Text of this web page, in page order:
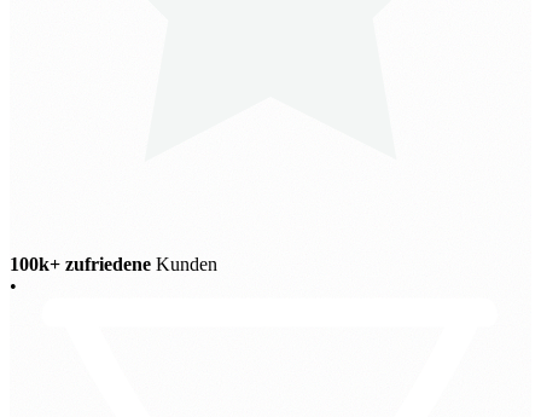
100k+ zufriedene Kunden
•